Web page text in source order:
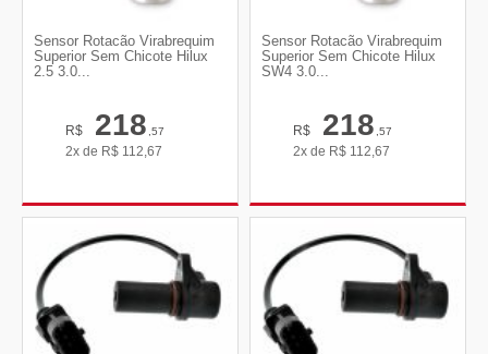
Sensor Rotacão Virabrequim
Superior Sem Chicote Hilux
2.5 3.0...
R$ 218,57
2x de R$ 112,67
Sensor Rotacão Virabrequim
Superior Sem Chicote Hilux
SW4 3.0...
R$ 218,57
2x de R$ 112,67